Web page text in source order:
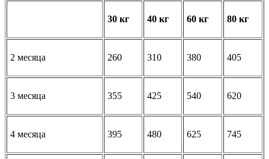
30 кг 40 кг 60 кг 80 кг
2 месяца 260 310 380 405
3 месяца 355 425 540 620
4 месяца 395 480 625 745